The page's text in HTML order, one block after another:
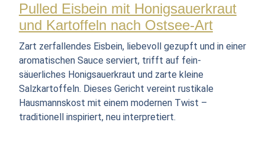
Pulled Eisbein mit Honigsauerkraut
und Kartoffeln nach Ostsee-Art
Zart zerfallendes Eisbein, liebevoll gezupft und in einer
aromatischen Sauce serviert, trifft auf fein-
säuerliches Honigsauerkraut und zarte kleine
Salzkartoffeln. Dieses Gericht vereint rustikale
Hausmannskost mit einem modernen Twist –
traditionell inspiriert, neu interpretiert.